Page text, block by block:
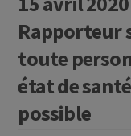
Rapporteur
toute
état de
possible